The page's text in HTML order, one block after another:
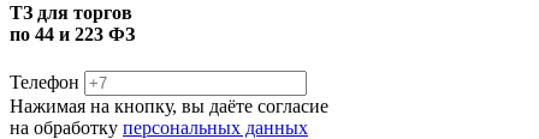
ТЗ для торгов
по 44 и 223 ФЗ
Телефон
Нажимая на кнопку, вы даёте согласие
на обработку персональных данных